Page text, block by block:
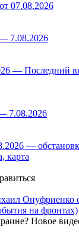
07.08.2026
7.08.2026
— Последний
7.08.2026
—
карта
Онуфриенко
на фронтах)
Новое